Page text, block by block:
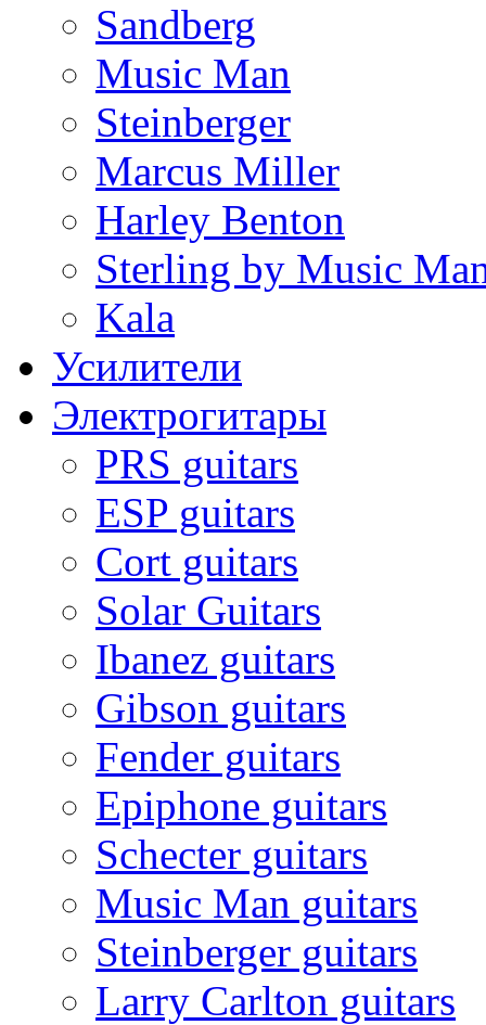
Sandberg
Music Man
Steinberger
Marcus Miller
Harley Benton
Sterling by Music
Kala
Усилители
Электрогитары
PRS guitars
ESP guitars
Cort guitars
Solar Guitars
Ibanez guitars
Gibson guitars
Fender guitars
Epiphone guitars
Schecter guitars
Music Man guitars
Steinberger guitars
Larry Carlton guitars